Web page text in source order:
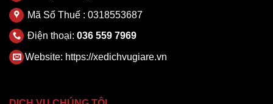
Mã Số Thuế : 0318553687
Điện thoại: 036 559 7969
Website: https://xedichvugiare.vn